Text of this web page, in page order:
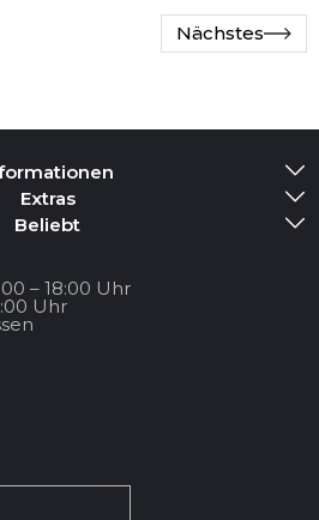
Nächstes
Extras
Beliebt
– 18:00 Uhr
Uhr